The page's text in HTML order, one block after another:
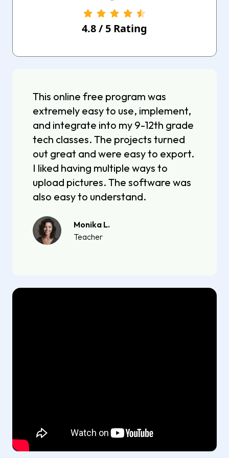
4.8/ 5 Rating
This online free program was
extremely easy to use, implement,
and integrate into my 9-12th grade
tech classes. The projects turned
out great and were easy to export.
I liked having multiple ways to
upload pictures. The software was
also easy to understand.
Monika L.
Teacher